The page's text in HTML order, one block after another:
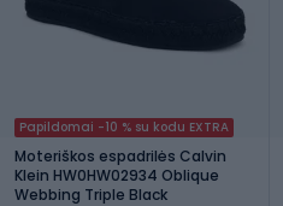
Papildomai -10 % su kodu EXTRA
Moteriškos espadrilės Calvin
Klein HW0HW02934 Oblique
Webbing Triple Black